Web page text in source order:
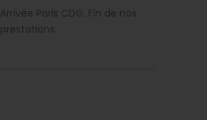
Arrivée Paris CDG. Fin de nos
prestations.